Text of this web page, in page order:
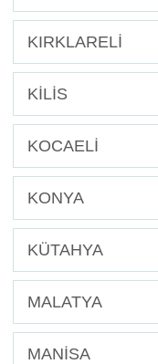
KIRKLARELİ
KİLİS
KOCAELİ
KONYA
KÜTAHYA
MALATYA
MANİSA